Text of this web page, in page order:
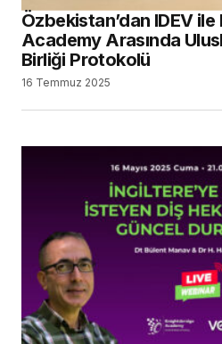
Özbekistan’dan IDEV
Academy Arasında
Birliği Protokolü
16 Temmuz 2025